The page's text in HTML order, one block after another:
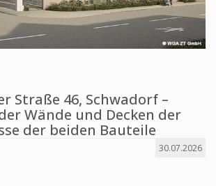
Straße 46, Schwadorf –
Wände und Decken der
der beiden Bauteile
30.07.2026